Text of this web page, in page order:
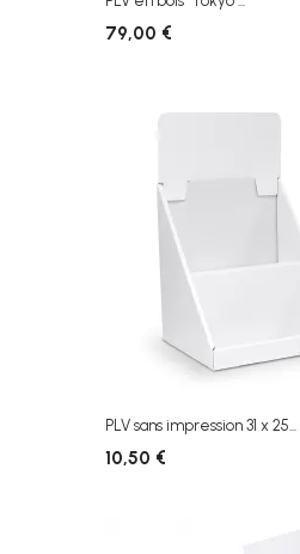
79,00 €
PLV sans impression 31 x 25...
10,50 €